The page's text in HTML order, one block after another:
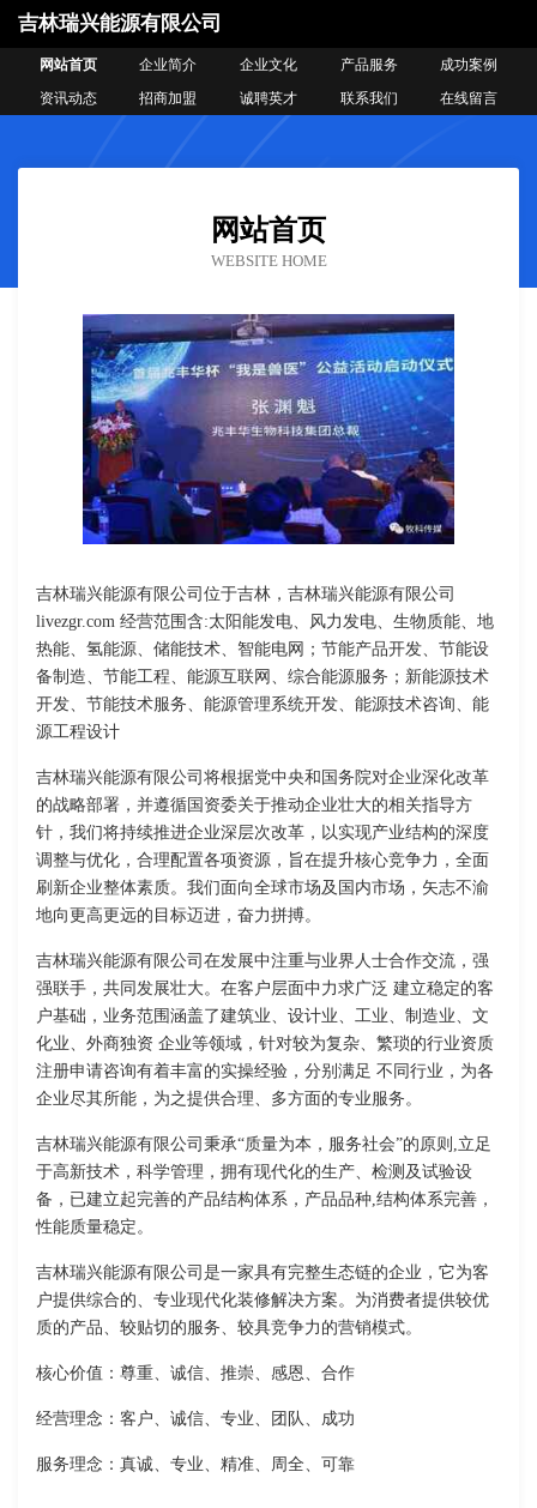
吉林瑞兴能源有限公司
网站首页 企业简介 企业文化 产品服务
成功案例
资讯动态
招商加盟 诚聘英才 联系我们 在线留言
网站首页
WEBSITE HOME
吉林瑞兴能源有限公司位于吉林，吉林瑞兴能源有限公司
livezgr.com 经营范围含:太阳能发电、风力发电、生物质能、地
热能、氢能源、储能技术、智能电网；节能产品开发、节能设
备制造、节能工程、能源互联网、综合能源服务；新能源技术
开发、节能技术服务、能源管理系统开发、能源技术咨询、能
源工程设计
吉林瑞兴能源有限公司将根据党中央和国务院对企业深化改革
的战略部署，并遵循国资委关于推动企业壮大的相关指导方
针，我们将持续推进企业深层次改革，以实现产业结构的深度
调整与优化，合理配置各项资源，旨在提升核心竞争力，全面
刷新企业整体素质。我们面向全球市场及国内市场，矢志不渝
地向更高更远的目标迈进，奋力拼搏。
吉林瑞兴能源有限公司在发展中注重与业界人士合作交流，强
强联手，共同发展壮大。在客户层面中力求广泛 建立稳定的客
户基础，业务范围涵盖了建筑业、设计业、工业、制造业、文
化业、外商独资 企业等领域，针对较为复杂、繁琐的行业资质
注册申请咨询有着丰富的实操经验，分别满足 不同行业，为各
企业尽其所能，为之提供合理、多方面的专业服务。
吉林瑞兴能源有限公司秉承“质量为本，服务社会”的原则,立足
于高新技术，科学管理，拥有现代化的生产、检测及试验设
备，已建立起完善的产品结构体系，产品品种,结构体系完善，
性能质量稳定。
吉林瑞兴能源有限公司是一家具有完整生态链的企业，它为客
户提供综合的、专业现代化装修解决方案。为消费者提供较优
质的产品、较贴切的服务、较具竞争力的营销模式。
核心价值：尊重、诚信、推崇、感恩、合作
经营理念：客户、诚信、专业、团队、成功
服务理念：真诚、专业、精准、周全、可靠